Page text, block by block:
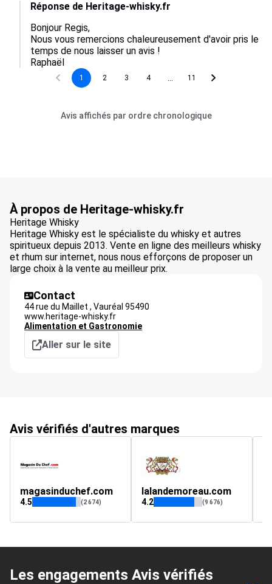
Réponse de Heritage-whisky.fr
Bonjour Regis,
Nous vous remercions chaleureusement d'avoir pris le
temps de nous laisser un avis !
Raphaël
1 2 3 4 11
Avis affichés par ordre chronologique
À propos de Heritage-whisky.fr
Heritage Whisky
Heritage Whisky est le spécialiste du whisky et autres
spiritueux depuis 2013. Vente en ligne des meilleurs whisky
et rhum sur internet, nous nous efforçons de proposer un
large choix à la vente au meilleur prix.
Contact
44 rue du Maillet , Vauréal 95490
www.heritage-whisky.fr
Alimentation et Gastronomie
Aller sur le site
Avis vérifiés d'autres marques
magasinduchef.com
4.5 (2 674)
lalandemoreau.com
4.2 (9 676)
Les engagements Avis vérifiés